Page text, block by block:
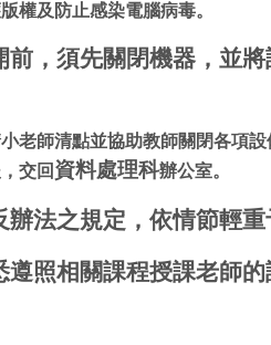
權及防止感染電腦病毒。
前，須先關閉機器，並
老師清點並協助教師關閉各項
交回 資料處理科辦公室。
法之規定，依情節輕重
照相關課程授課老師的